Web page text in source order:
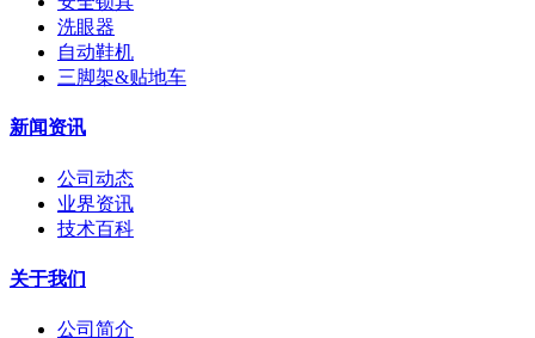
洗眼器
自动鞋机
三脚架&贴地车
新闻资讯
公司动态
业界资讯
技术百科
关于我们
公司简介